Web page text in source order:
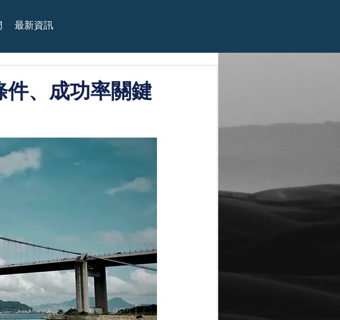
最新資訊
件、成功率關鍵